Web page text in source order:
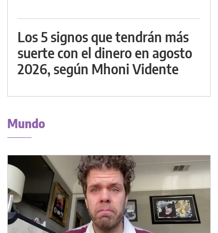
Los 5 signos que tendrán más
suerte con el dinero en agosto
2026, según Mhoni Vidente
Mundo